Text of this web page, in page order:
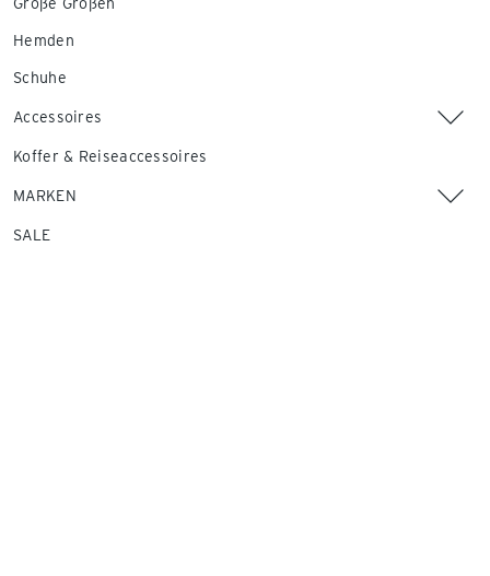
Hemden
Schuhe
Accessoires
Koffer & Reiseaccessoires
MARKEN
SALE